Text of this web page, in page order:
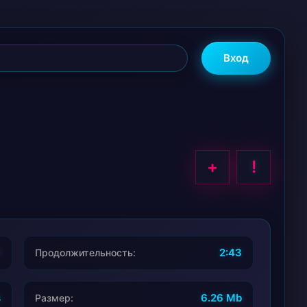
Вход
+ !
Продолжительность: 2:43
Размер: 6.26 Mb